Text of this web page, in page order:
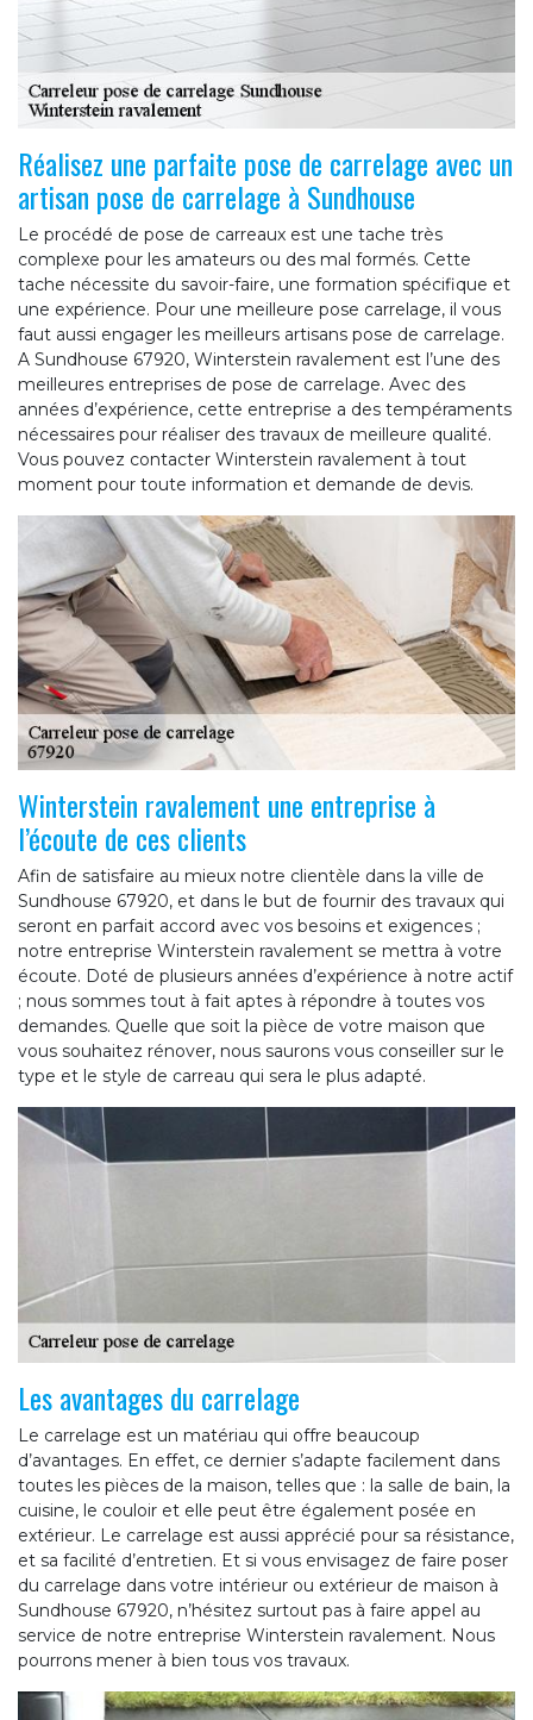
Réalisez une parfaite pose de carrelage avec un
artisan pose de carrelage à Sundhouse
Le procédé de pose de carreaux est une tache très
complexe pour les amateurs ou des mal formés. Cette
tache nécessite du savoir-faire, une formation spécifique et
une expérience. Pour une meilleure pose carrelage, il vous
faut aussi engager les meilleurs artisans pose de carrelage.
A Sundhouse 67920, Winterstein ravalement est l’une des
meilleures entreprises de pose de carrelage. Avec des
années d’expérience, cette entreprise a des tempéraments
nécessaires pour réaliser des travaux de meilleure qualité.
Vous pouvez contacter Winterstein ravalement à tout
moment pour toute information et demande de devis.
Winterstein ravalement une entreprise à
l’écoute de ces clients
Afin de satisfaire au mieux notre clientèle dans la ville de
Sundhouse 67920, et dans le but de fournir des travaux qui
seront en parfait accord avec vos besoins et exigences ;
notre entreprise Winterstein ravalement se mettra à votre
écoute. Doté de plusieurs années d’expérience à notre actif
; nous sommes tout à fait aptes à répondre à toutes vos
demandes. Quelle que soit la pièce de votre maison que
vous souhaitez rénover, nous saurons vous conseiller sur le
type et le style de carreau qui sera le plus adapté.
Les avantages du carrelage
Le carrelage est un matériau qui offre beaucoup
d’avantages. En effet, ce dernier s’adapte facilement dans
toutes les pièces de la maison, telles que : la salle de bain, la
cuisine, le couloir et elle peut être également posée en
extérieur. Le carrelage est aussi apprécié pour sa résistance,
et sa facilité d’entretien. Et si vous envisagez de faire poser
du carrelage dans votre intérieur ou extérieur de maison à
Sundhouse 67920, n’hésitez surtout pas à faire appel au
service de notre entreprise Winterstein ravalement. Nous
pourrons mener à bien tous vos travaux.